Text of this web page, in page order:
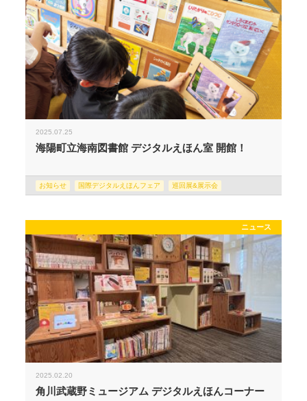
2025.07.25
海陽町立海南図書館 デジタルえほん室 開館！
お知らせ 国際デジタルえほんフェア 巡回展&展示会
ニュース
2025.02.20
角川武蔵野ミュージアム デジタルえほんコーナー